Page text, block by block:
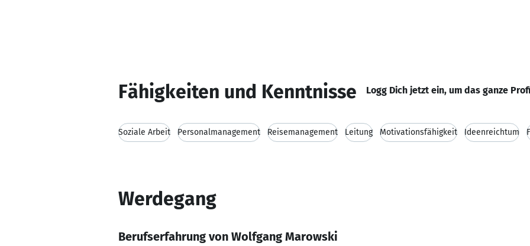
Fähigkeiten und Kenntnisse Logg Dich jetzt ein, um das ganze
Soziale Arbeit Personalmanagement Reisemanagement Leitung Motivationsfähigkeit Ideenreichtum
Werdegang
Berufserfahrung von Wolfgang Marowski